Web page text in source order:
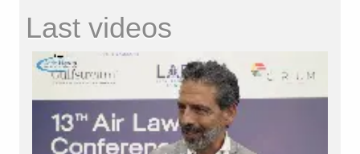
Last videos